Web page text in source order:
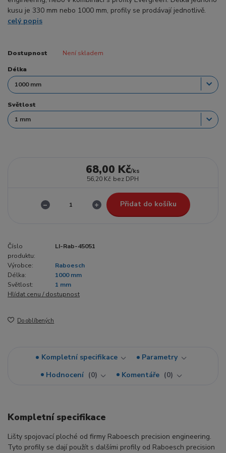
kusu je 330 mm nebo 1000 mm, profily se prodávají jednotlivě.
celý popis
Dostupnost Není skladem
Délka
Světlost
68,00 Kč/ks
56,20 Kč bez DPH
Přidat do košíku
Číslo
produktu:
LI-Rab-45051
Výrobce:
Raboesch
Délka:
1000 mm
Světlost:
1 mm
Hlídat cenu / dostupnost
Do oblíbených
Kompletní specifikace
Parametry
Hodnocení
0 Komentáře 0
Kompletní specifikace
Lišty spojovací ploché od firmy Raboesch precision engineering.
Tyto profily se dají použít s dalšími profily od Raboesch precision